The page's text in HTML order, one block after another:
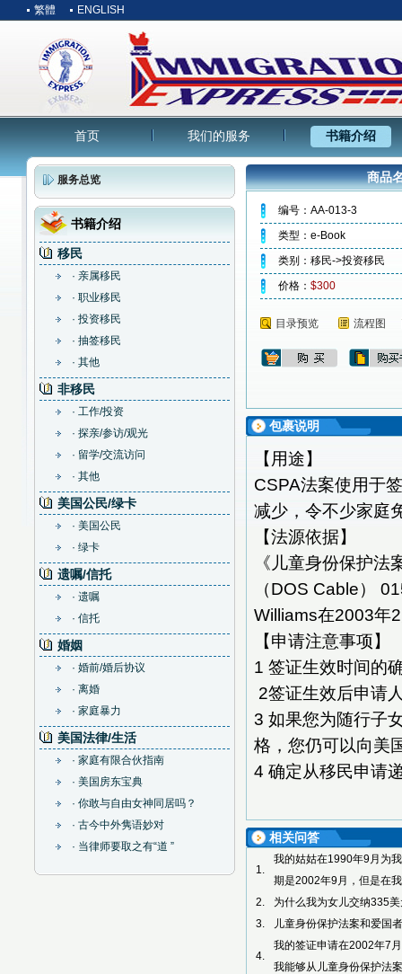
繁體 ENGLISH
首页 我们的服务 书籍介绍
服务总览
书籍介绍
移民
· 亲属移民
· 职业移民
· 投资移民
· 抽签移民
· 其他
非移民
· 工作/投资
· 探亲/参访/观光
· 留学/交流访问
· 其他
美国公民/绿卡
· 美国公民
· 绿卡
遗嘱/信托
· 遗嘱
· 信托
婚姻
· 婚前/婚后协议
· 离婚
· 家庭暴力
美国法律/生活
· 家庭有限合伙指南
· 美国房东宝典
· 你敢与自由女神同居吗？
· 古今中外隽语妙对
· 当律师要取之有“道 ”
商品
编号：AA-013-3
类型：e-Book
类别：移民->投资移民
价格： $300
目录预览 流程图
包裹说明
【用途】
CSPA法案使用于
减少，令不少家庭
【法源依据】
《儿童身份保护法
（DOS Cable）
Williams在2003年2
【申请注意事项】
1 签证生效时间的
2签证生效后申请
3 如果您为随行子
格，您仍可以向美
4 确定从移民申请
相关问答
1.
我的姑姑在1990年9月为
期是2002年9月，但是在
2.
为什么我为女儿交纳335
3.
儿童身份保护法案和爱国
4.
我的签证申请在2002年7
我能够从儿童身份保护法